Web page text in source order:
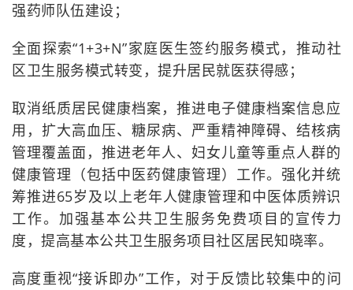
强药师队伍建设；
全面探索“1+3+N”家庭医生签约服务模式，推动社
区卫生服务模式转变，提升居民就医获得感；
取消纸质居民健康档案，推进电子健康档案信息应
用，扩大高血压、糖尿病、严重精神障碍、结核病
管理覆盖面，推进老年人、妇女儿童等重点人群的
健康管理（包括中医药健康管理）工作。强化并统
筹推进65岁及以上老年人健康管理和中医体质辨识
工作。加强基本公共卫生服务免费项目的宣传力
度，提高基本公共卫生服务项目社区居民知晓率。
高度重视“接诉即办”工作，对于反馈比较集中的问